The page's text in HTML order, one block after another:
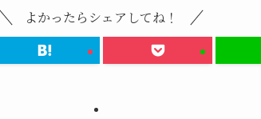
よかったらシェアしてね！